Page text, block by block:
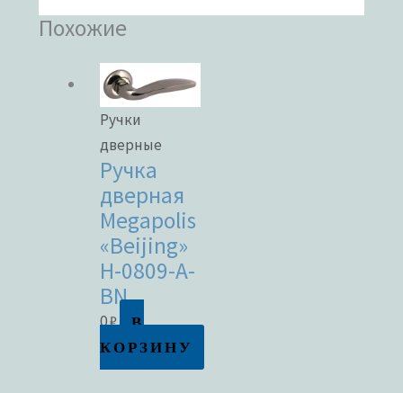
Похожие
Ручки
дверные
Ручка
дверная
Megapolis
«Beijing»
H-0809-A-
BN
0₽
В
КОРЗИНУ